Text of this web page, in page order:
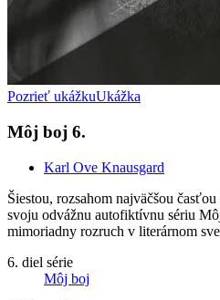
Pozrieť ukážkuUkážka
Môj boj 6.
Karl Ove Knausgard
Šiestou, rozsahom najväčšou
svoju odvážnu autofiktívnu sériu
mimoriadny rozruch v literárnom
6. diel série
Môj boj